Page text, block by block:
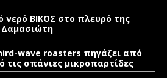
νερό ΒΙΚΟΣ στο πλευρό της
Δαμασιώτη
wave roasters πηγάζει από
τις σπάνιες μικροπαρτίδες